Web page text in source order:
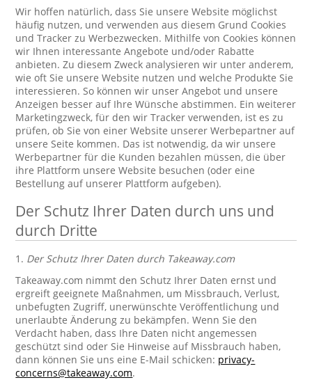
Wir hoffen natürlich, dass Sie unsere Website möglichst
häufig nutzen, und verwenden aus diesem Grund Cookies
und Tracker zu Werbezwecken. Mithilfe von Cookies können
wir Ihnen interessante Angebote und/oder Rabatte
anbieten. Zu diesem Zweck analysieren wir unter anderem,
wie oft Sie unsere Website nutzen und welche Produkte Sie
interessieren. So können wir unser Angebot und unsere
Anzeigen besser auf Ihre Wünsche abstimmen. Ein weiterer
Marketingzweck, für den wir Tracker verwenden, ist es zu
prüfen, ob Sie von einer Website unserer Werbepartner auf
unsere Seite kommen. Das ist notwendig, da wir unsere
Werbepartner für die Kunden bezahlen müssen, die über
ihre Plattform unsere Website besuchen (oder eine
Bestellung auf unserer Plattform aufgeben).
Der Schutz Ihrer Daten durch uns und
durch Dritte
1. Der Schutz Ihrer Daten durch Takeaway.com
Takeaway.com nimmt den Schutz Ihrer Daten ernst und
ergreift geeignete Maßnahmen, um Missbrauch, Verlust,
unbefugten Zugriff, unerwünschte Veröffentlichung und
unerlaubte Änderung zu bekämpfen. Wenn Sie den
Verdacht haben, dass Ihre Daten nicht angemessen
geschützt sind oder Sie Hinweise auf Missbrauch haben,
dann können Sie uns eine E-Mail schicken: privacy-
concerns@takeaway.com.